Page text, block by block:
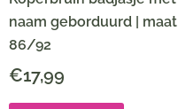
naam geborduurd | maat
86/92
€17,99